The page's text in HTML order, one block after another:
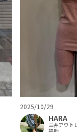
2025/10/29
HARA
三井アウト